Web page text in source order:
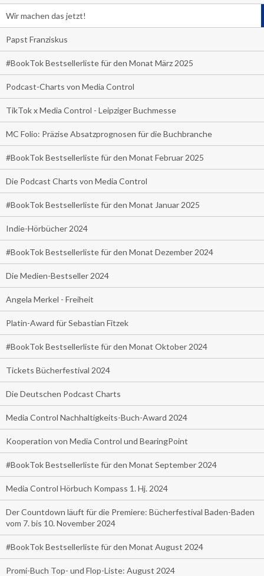
Wir machen das jetzt!
Papst Franziskus
#BookTok Bestsellerliste für den Monat März 2025
Podcast-Charts von Media Control
TikTok x Media Control - Leipziger Buchmesse
MC Folio: Präzise Absatzprognosen für die Buchbranche
#BookTok Bestsellerliste für den Monat Februar 2025
Die Podcast Charts von Media Control
#BookTok Bestsellerliste für den Monat Januar 2025
Indie-Hörbücher 2024
#BookTok Bestsellerliste für den Monat Dezember 2024
Die Medien-Bestseller 2024
Angela Merkel - Freiheit
Platin-Award für Sebastian Fitzek
#BookTok Bestsellerliste für den Monat Oktober 2024
Tickets Bücherfestival 2024
Die Deutschen Podcast Charts
Media Control Nachhaltigkeits-Buch-Award 2024
Kooperation von Media Control und BearingPoint
#BookTok Bestsellerliste für den Monat September 2024
Media Control Hörbuch Kompass 1. Hj. 2024
Der Countdown läuft für die Premiere: Bücherfestival Baden-Baden
vom 7. bis 10. November 2024
#BookTok Bestsellerliste für den Monat August 2024
Promi-Buch Top- und Flop-Liste: August 2024